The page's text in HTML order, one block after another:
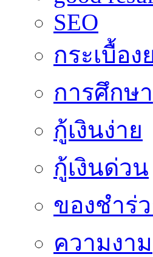
SEO
กระเบื้อง
การศึกษา
กู้เงินง่าย
กู้เงินด่วน
ของชำร่
ความงาม